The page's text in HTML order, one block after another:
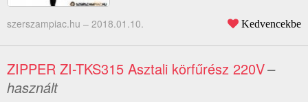
szerszampiac.hu – 2018.01.10. Kedvencekbe
ZIPPER ZI-TKS315 Asztali körfűrész 220V–
használt